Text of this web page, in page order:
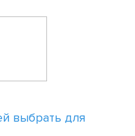
выбрать для